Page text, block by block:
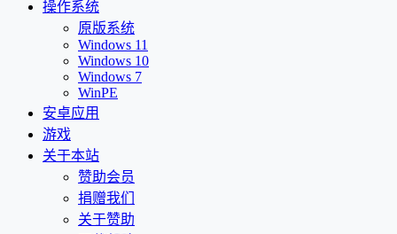
操作系统
原版系统
Windows 11
Windows 10
Windows 7
WinPE
安卓应用
游戏
关于本站
赞助会员
捐赠我们
关于赞助